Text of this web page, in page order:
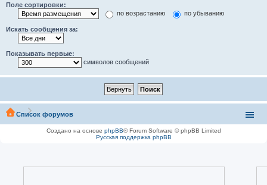
Поле сортировки:
по возрастанию
по убыванию
Искать сообщения за:
Показывать первые:
символов сообщений
Список форумов
Создано на основе phpBB® Forum Software © phpBB Limited
Русская поддержка phpBB